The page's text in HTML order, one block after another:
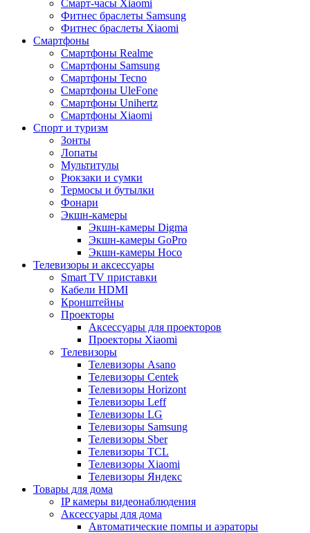
Смарт-часы Xiaomi
Фитнес браслеты Samsung
Фитнес браслеты Xiaomi
Смартфоны
Смартфоны Realme
Смартфоны Samsung
Смартфоны Tecno
Смартфоны UleFone
Смартфоны Unihertz
Смартфоны Xiaomi
Спорт и туризм
Зонты
Лопаты
Мультитулы
Рюкзаки и сумки
Термосы и бутылки
Фонари
Экшн-камеры
Экшн-камеры Digma
Экшн-камеры GoPro
Экшн-камеры Hoco
Телевизоры и аксессуары
Smart TV приставки
Кабели HDMI
Кронштейны
Проекторы
Аксессуары для проекторов
Проекторы Xiaomi
Телевизоры
Телевизоры Asano
Телевизоры Centek
Телевизоры Horizont
Телевизоры Leff
Телевизоры LG
Телевизоры Samsung
Телевизоры Sber
Телевизоры TCL
Телевизоры Xiaomi
Телевизоры Яндекс
Товары для дома
IP камеры видеонаблюдения
Аксессуары для дома
Автоматические помпы и аэраторы